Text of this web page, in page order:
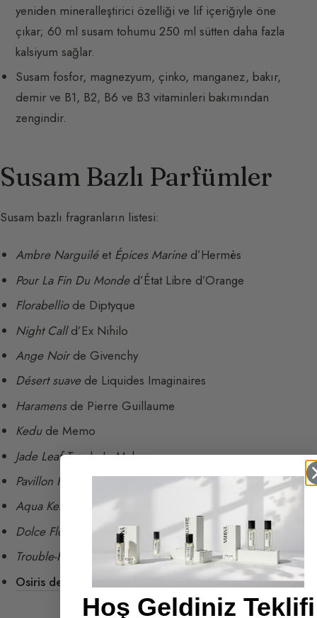
yeniden mineralleştirici özelliği ve lif içeriğiyle öne
çıkar; 60 ml susam tohumu 250 ml sütten daha fazla
kalsiyum sağlar.
Susam fosfor, magnezyum, çinko, manganez, bakır,
demir ve B1, B2, B6 ve B3 vitaminleri bakımından
zengindir.
Susam Bazlı Parfümler
Susam bazlı fragranların listesi:
Ambre Narguiléet Épices Marined’Hermès
Pour La Fin Du Monded’État Libre d’Orange
Florabelliode Diptyque
Night Calld’Ex Nihilo
Ange Noirde Givenchy
Désert suavede Liquides Imaginaires
Haramensde Pierre Guillaume
Kedude Memo
Jade Leaf Teade Jo Malone
Pavillon Rouge
de Jovoy
Aqua Kenzo pour Homme
Dolce Flore
d’Incalmo
Trouble-Fête
de Givenchy
Osiris de Delacourte Paris
Hoş Geldiniz Teklifi